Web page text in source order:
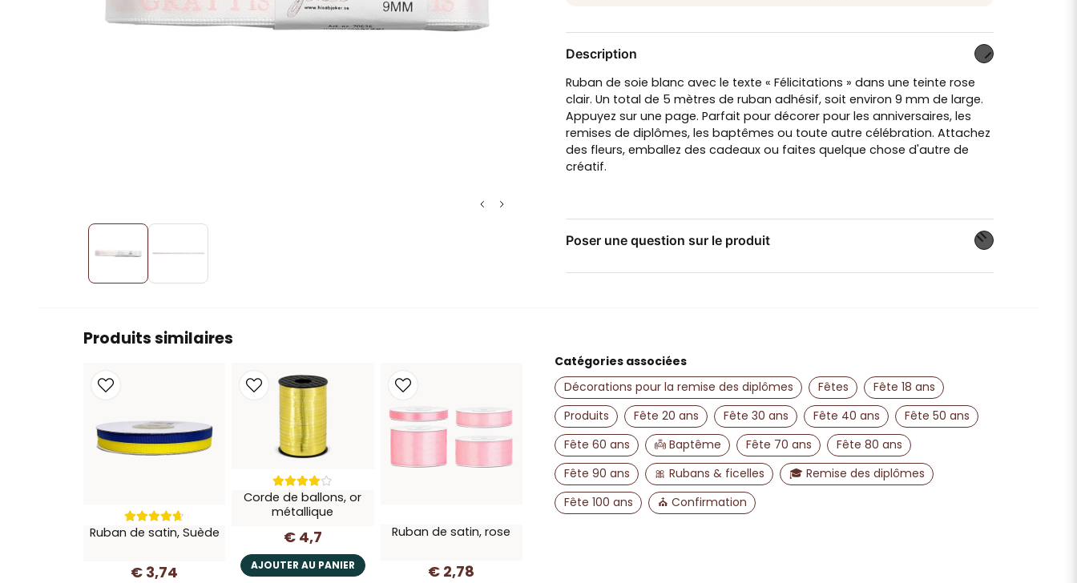
Description
Ruban de soie blanc avec le texte « Félicitations » dans une teinte rose
clair. Un total de 5 mètres de ruban adhésif, soit environ 9 mm de large.
Appuyez sur une page. Parfait pour décorer pour les anniversaires, les
remises de diplômes, les baptêmes ou toute autre célébration. Attachez
des fleurs, emballez des cadeaux ou faites quelque chose d'autre de
créatif.
Poser une question sur le produit
name
Nom Adresse e-mail
Oui, vous pouvez publier ma question
Produits similaires
Ruban de satin, Suède
€ 3,74
Corde de ballons, or
métallique
€ 4,7
AJOUTER AU PANIER
Ruban de satin, rose
€ 2,78
Catégories associées
Décorations pour la remise des diplômes
Fêtes
Fête 18 ans
Produits
Fête 20 ans Fête 30 ans Fête 40 ans
Fête 50 ans
Fête 60 ans
👼 Baptême Fête 70 ans
Fête 80 ans
Fête 90 ans
🎀 Rubans & ficelles
🎓 Remise des diplômes
Fête 100 ans
⛪ Confirmation